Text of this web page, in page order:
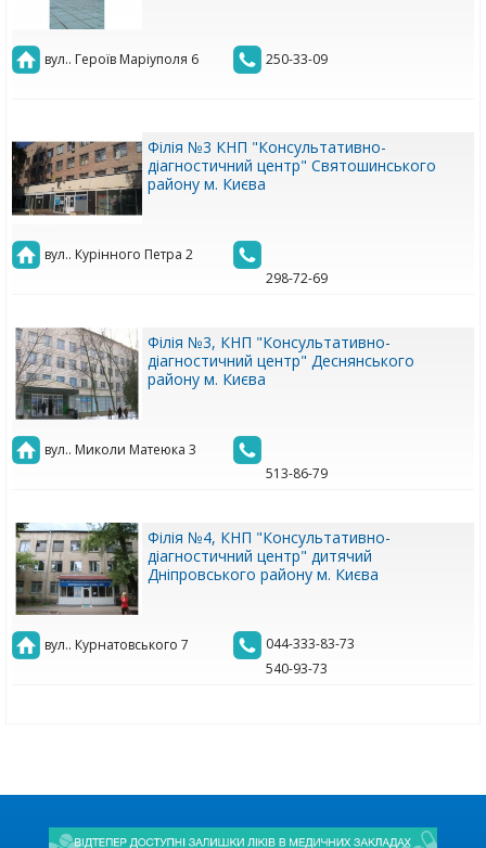
вул.. Героїв Маріуполя 6 250-33-09
Філія №3 КНП "Консультативно-
діагностичний центр" Святошинського
району м. Києва
вул.. Курінного Петра 2
298-72-69
Філія №3, КНП "Консультативно-
діагностичний центр" Деснянського
району м. Києва
вул.. Миколи Матеюка 3
513-86-79
Філія №4, КНП "Консультативно-
діагностичний центр" дитячий
Дніпровського району м. Києва
вул.. Курнатовського 7
044-333-83-73
540-93-73